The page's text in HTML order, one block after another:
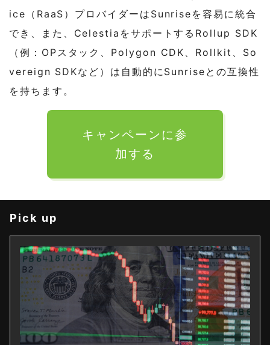
ice（RaaS）プロバイダーはSunriseを容易に統合
でき、また、CelestiaをサポートするRollup SDK
（例：OPスタック、Polygon CDK、Rollkit、So
vereign SDKなど）は自動的にSunriseとの互換性
を持ちます。
キャンペーンに参
加する
Pick up